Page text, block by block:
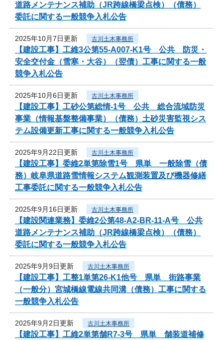
道路メンテナンス補助（JR跨線橋梁点検）（債務）
委託に関する一般競争入札公告
2025年10月7日更新 古川土木事務所
【建設工事】工維3公第55-A007-K1号 公共 防災・
安全交付金（雪寒・大谷）（翌債）工事に関する一般
競争入札公告
2025年10月6日更新 古川土木事務所
【建設工事】工砂公第総情-1号 公共 総合流域防災
事業（情報基盤整備事業）（債務）土砂災害監視シス
テム設備更新工事に関する一般競争入札公告
2025年9月22日更新 古川土木事務所
【建設工事】委維2単第除雪1号 県単 一般除雪（債
務）岐阜県道路雪情報システム観測装置及び機器修繕
工事委託に関する一般競争入札公告
2025年9月16日更新 古川土木事務所
【建設関連業務】委維2公第48-A2-BR-11-A号 公共
道路メンテナンス補助（JR跨線橋梁点検）（債務）
委託に関する一般競争入札公告
2025年9月9日更新 古川土木事務所
【建設工事】工整1単第26-K1他号 県単 街路事業
（一般分）宮城橋線電線共同溝（債務）工事に関する
一般競争入札公告
2025年9月2日更新 古川土木事務所
【建設工事】工維2単第舗R7-3号 県単 舗装道補修